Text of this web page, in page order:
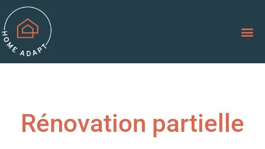
Rénovation partielle